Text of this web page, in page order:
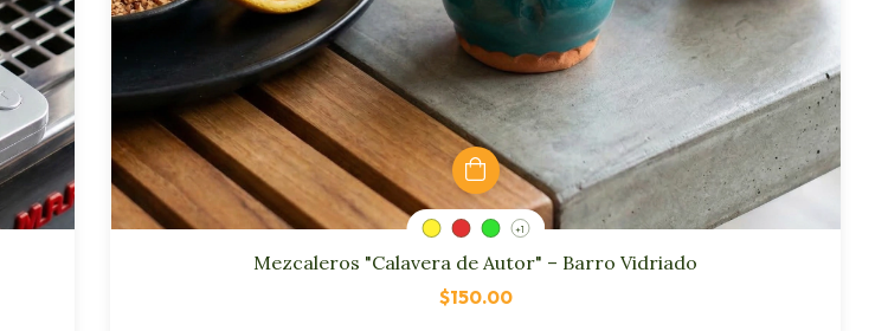
+1
Mezcaleros "Calavera de Autor" – Barro Vidriado
$150.00